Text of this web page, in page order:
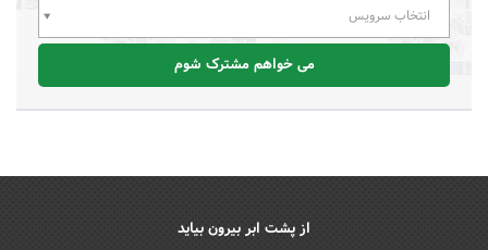
انتخاب سرویس
می خواهم مشترک شوم
از پشت ابر بیرون بیاید